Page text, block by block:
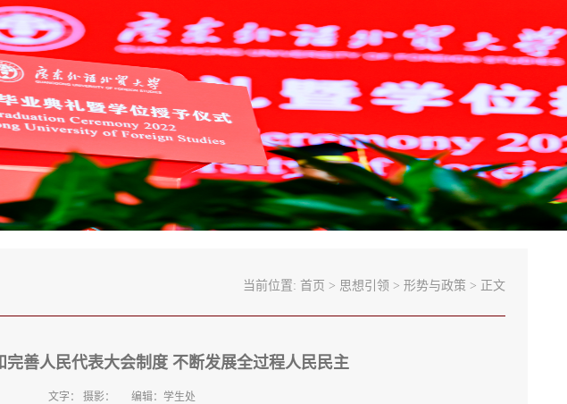
当前位置: 首页 > 思想引领 > 形势与政策 > 正文
完善人民代表大会制度 不断发展全过程人民民主
文字： 摄影： 编辑：学生处